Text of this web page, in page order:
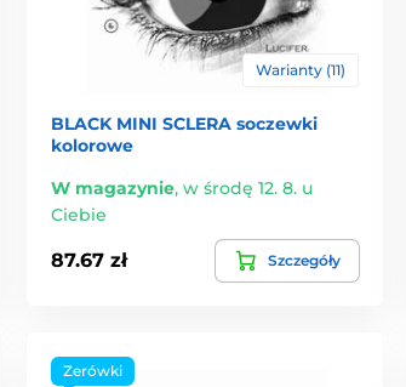
Warianty (11)
BLACK MINI SCLERA soczewki
kolorowe
W magazynie, w środę 12. 8. u
Ciebie
87.67 zł Szczegóły
Zerówki